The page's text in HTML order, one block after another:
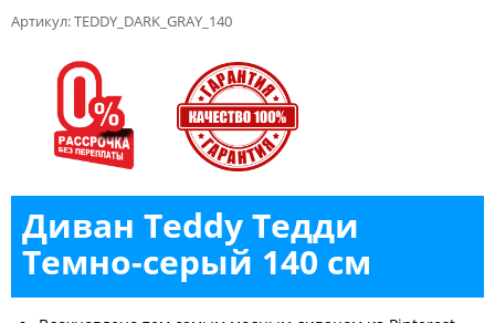
Артикул: TEDDY_DARK_GRAY_140
Диван Teddy Тедди
Темно-серый 140 см